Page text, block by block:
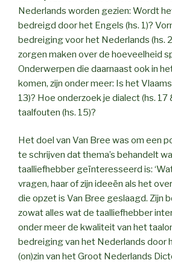
Nederlands worden gezien: Wordt
bedreigd door het Engels (hs. 1)?
bedreiging voor het Nederlands (hs.
zorgen maken over de hoeveelheid
Onderwerpen die daarnaast ook in
komen, zijn onder meer: Is het
13)? Hoe onderzoek je dialect (hs. 17
taalfouten (hs. 15)?
Het doel van Van Bree was om een
te schrijven dat thema’s behandelt
taalliefhebber geïnteresseerd is:
vragen, haar of zijn ideeën als het
die opzet is Van Bree geslaagd. Zijn
zowat alles wat de taalliefhebber
onder meer de kwaliteit van het
bedreiging van het Nederlands door
(on)zin van het Groot Nederlands